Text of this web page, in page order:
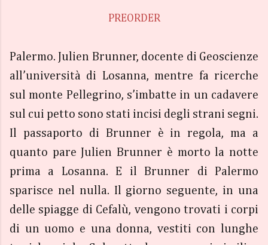
PREORDER
Palermo. Julien Brunner, docente di Geoscienze
all’università di Losanna, mentre fa ricerche
sul monte Pellegrino, s’imbatte in un cadavere
sul cui petto sono stati incisi degli strani segni.
Il passaporto di Brunner è in regola, ma a
quanto pare Julien Brunner è morto la notte
prima a Losanna. E il Brunner di Palermo
sparisce nel nulla. Il giorno seguente, in una
delle spiagge di Cefalù, vengono trovati i corpi
di un uomo e una donna, vestiti con lunghe